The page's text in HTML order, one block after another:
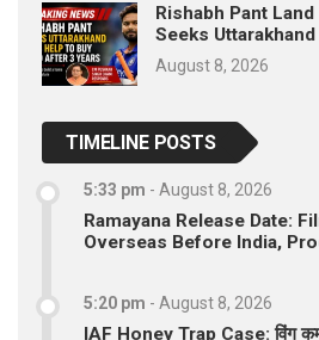
Rishabh Pant
Seeks Uttarakhand
August 8, 2026
TIMELINE POSTS
5:33 pm - August 8, 2026
Ramayana Release Date:
Overseas Before India,
5:20 pm - August 8, 2026
IAF Honey Trap Case: विंग